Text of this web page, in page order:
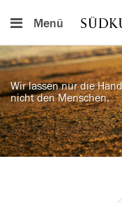
Menü
Wir lassen nur die
nicht den Menschen.